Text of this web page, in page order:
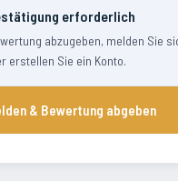
erforderlich
abzugeben, melden Sie
erstellen Sie ein Konto.
& Bewertung abgeben